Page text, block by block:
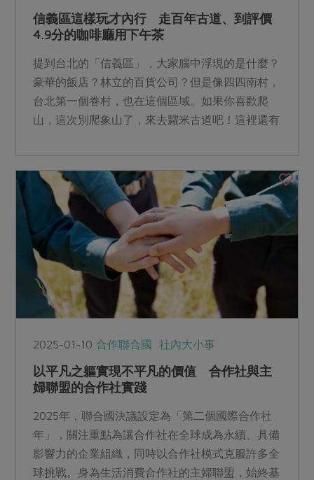
信義區這樣玩才內行 走百年古道、到評價
4.9分的咖啡廳用下午茶
提到台北的「信義區」，大家腦中浮現的是什麼？
豪華的飯店？林立的百貨公司？但是像四四南村，
台北第一個眷村，也在這個區域。如果你喜歡爬
山，這次別爬象山了，來去糶米古道吧！這裡還有
散步！
2025-01-10合作聯合國 社內大小事
以平凡之軀實現不平凡的價值 合作社與主
婦聯盟的合作社實踐
2025年，聯合國決議設定為「第二個國際合作社
年」，關注重點為讓合作社在全球成為永續、具備
影響力的企業組織，同時以合作社模式克服許多全
球挑戰。身為生活消費合作社的主婦聯盟，始終基